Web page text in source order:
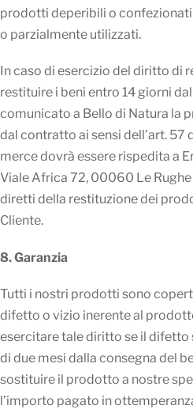
prodotti deperibili o
o parzialmente utilizzati.
In caso di esercizio del diritto di
restituire i beni entro 14 giorni
comunicato a Bello di Natura la
dal contratto ai sensi dell’art. 57
merce dovrà essere rispedita a
Viale Africa 72, 00060 Le
diretti della restituzione dei
Cliente.
8. Garanzia
Tutti i nostri prodotti sono
difetto o vizio inerente al
esercitare tale diritto se il
di due mesi dalla consegna del
sostituire il prodotto a nostre
l’importo pagato in